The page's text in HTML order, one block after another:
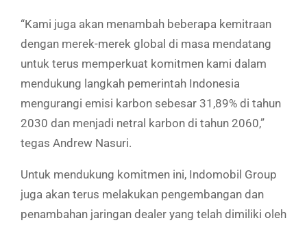
“Kami juga akan menambah beberapa kemitraan
dengan merek-merek global di masa mendatang
untuk terus memperkuat komitmen kami dalam
mendukung langkah pemerintah Indonesia
mengurangi emisi karbon sebesar 31,89% di tahun
2030 dan menjadi netral karbon di tahun 2060,”
tegas Andrew Nasuri.
Untuk mendukung komitmen ini, Indomobil Group
juga akan terus melakukan pengembangan dan
penambahan jaringan dealer yang telah dimiliki oleh